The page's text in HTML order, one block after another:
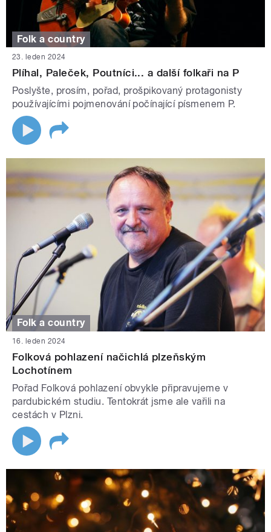
Folk a country
23. leden 2024
Plíhal, Paleček, Poutníci... a další folkaři na P
Poslyšte, prosím, pořad, prošpikovaný protagonisty
používajícími pojmenování počínající písmenem P.
Folk a country
16. leden 2024
Folková pohlazení načichlá plzeňským
Lochotínem
Pořad Folková pohlazení obvykle připravujeme v
pardubickém studiu. Tentokrát jsme ale vařili na
cestách v Plzni.